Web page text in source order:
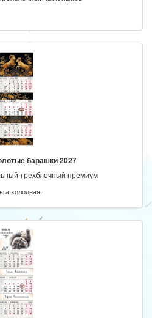
барашки 2027
трехблочный премиум
холодная.